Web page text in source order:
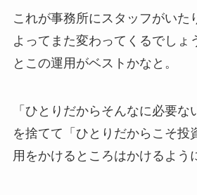
これが事務所にスタッフがいた
よってまた変わってくるでしょ
とこの運用がベストかなと。
「ひとりだからそんなに必要な
を捨てて「ひとりだからこそ投
用をかけるところはかけるよう